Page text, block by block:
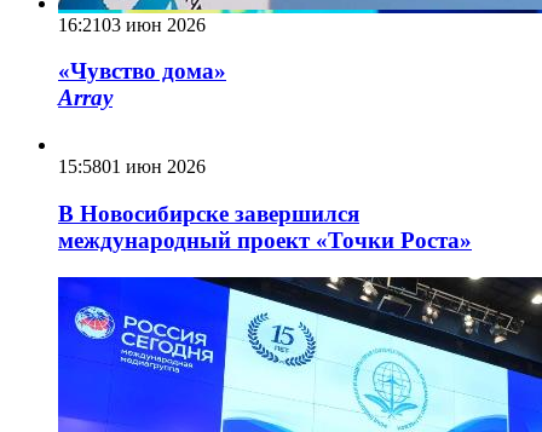
16:2103 июн 2026
«Чувство дома»
Array
15:5801 июн 2026
В Новосибирске завершился
международный проект «Точки Роста»